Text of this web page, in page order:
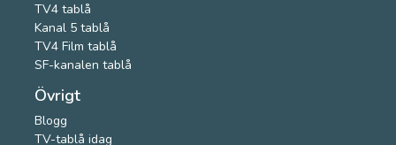
TV4 tablå
Kanal 5 tablå
TV4 Film tablå
SF-kanalen tablå
Övrigt
Blogg
TV-tablå idag